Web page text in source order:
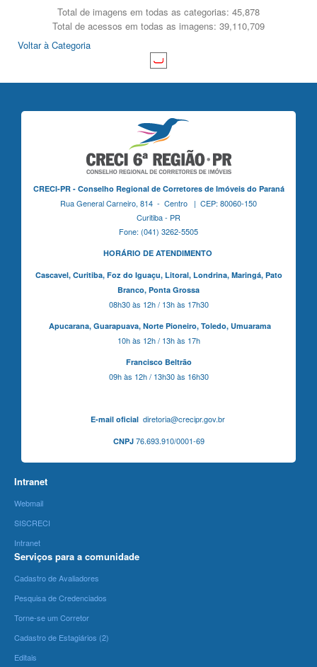
Total de imagens em todas as categorias: 45,878
Total de acessos em todas as imagens: 39,110,709
Voltar à Categoria
CRECI-PR - Conselho Regional de Corretores de Imóveis do Paraná
Rua General Carneiro, 814 - Centro | CEP: 80060-150
Curitiba - PR
Fone: (041) 3262-5505
HORÁRIO DE ATENDIMENTO
Cascavel, Curitiba,Foz do Iguaçu, Litoral, Londrina, Maringá, Pato
Branco, Ponta Grossa
08h30 às 12h / 13h às 17h30
Apucarana, Guarapuava, Norte Pioneiro, Toledo, Umuarama
10h às 12h / 13h às 17h
Francisco Beltrão
09h às 12h / 13h30 às 16h30
E-mail oficialdiretoria@crecipr.gov.br
CNPJ76.693.910/0001-69
Intranet
Webmail
SISCRECI
Intranet
Serviços para a comunidade
Cadastro de Avaliadores
Pesquisa de Credenciados
Torne-se um Corretor
Cadastro de Estagiários (2)
Editais